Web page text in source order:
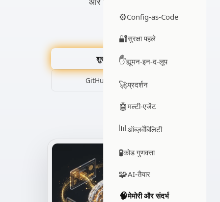
⚙️Config-as-Code
🔐सुरक्षा पहले
✋ह्यूमन-इन-द-लूप
🚀प्रदर्शन
🤖मल्टी-एजेंट
📊ऑब्ज़र्वेबिलिटी
🧪कोड गुणवत्ता
🧩AI-तैयार
🧠मेमोरी और संदर्भ
शुरू करें →
GitHub पर देखें ↗